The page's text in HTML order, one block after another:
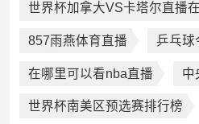
世界杯加拿大VS卡塔尔直播
857雨燕体育直播 乒乓球
在哪里可以看nba直播 中
世界杯南美区预选赛排行榜